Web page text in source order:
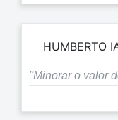
HUMBERTO
"Minorar o valor